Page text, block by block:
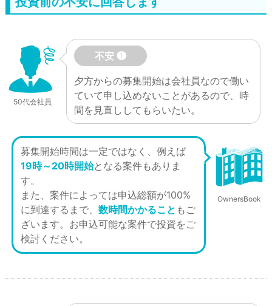
50代会社員
不安 ❶
夕方からの募集開始は会社員なので働い
ていて申し込めないことがあるので、時
間を見直ししてもらいたい。
募集開始時間は一定ではなく、例えば
19時～20時開始となる案件もありま
す。
また、案件によっては申込総額が100%
に到達するまで、 数時間かかること もご
ざいます。お申込可能な案件で投資をご
検討ください。
OwnersBook